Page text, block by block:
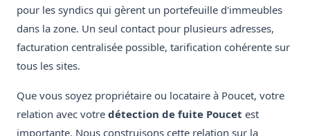
pour les syndics qui gèrent un portefeuille d'immeubles
dans la zone. Un seul contact pour plusieurs adresses,
facturation centralisée possible, tarification cohérente sur
tous les sites.
Que vous soyez propriétaire ou locataire à Poucet, votre
relation avec votre détection de fuite Poucet est
importante. Nous construisons cette relation sur la